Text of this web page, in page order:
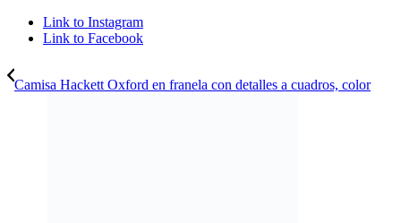
Link to Instagram
Link to Facebook
Camisa Hackett Oxford en franela con detalles a cuadros, color